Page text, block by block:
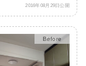
2016年08月29日公開
After